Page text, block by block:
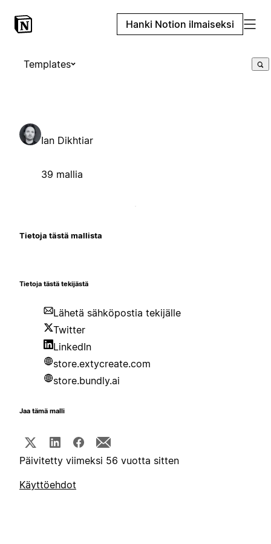
Hanki Notion ilmaiseksi
Templates
Ian Dikhtiar
39 mallia
Tietoja tästä mallista
Tietoja tästä tekijästä
Lähetä sähköpostia tekijälle
Twitter
LinkedIn
store.extycreate.com
store.bundly.ai
Jaa tämä malli
Päivitetty viimeksi 56 vuotta sitten
Käyttöehdot